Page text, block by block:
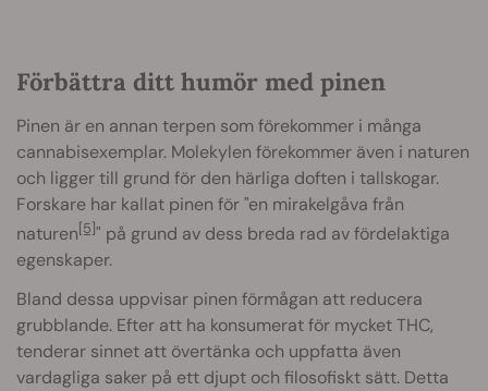
Förbättra ditt humör med pinen
Pinen är en annan terpen som förekommer i många
cannabisexemplar. Molekylen förekommer även i naturen
och ligger till grund för den härliga doften i tallskogar.
Forskare har kallat pinen för "en mirakelgåva från
naturen[5]" på grund av dess breda rad av fördelaktiga
egenskaper.
Bland dessa uppvisar pinen förmågan att reducera
grubblande. Efter att ha konsumerat för mycket THC,
tenderar sinnet att övertänka och uppfatta även
vardagliga saker på ett djupt och filosofiskt sätt. Detta